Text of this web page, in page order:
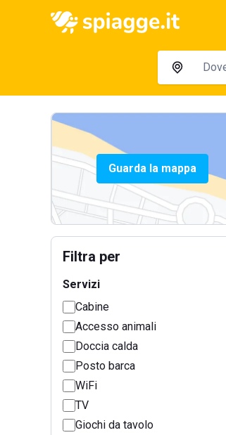
Guarda la mappa
Filtra per
Servizi
Cabine
Accesso animali
Doccia calda
Posto barca
WiFi
TV
Giochi da tavolo